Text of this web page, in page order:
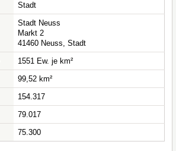
Stadt
Stadt Neuss
Markt 2
41460 Neuss, Stadt
1551 Ew. je km²
99,52 km²
154.317
79.017
75.300